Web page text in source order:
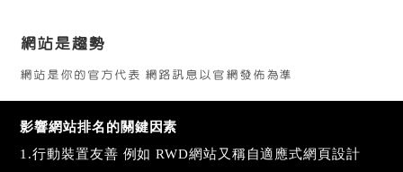
網站是趨勢
網站是你的官方代表 網路訊息以官網發佈為準
影響網站排名的關鍵因素
1.行動裝置友善 例如 RWD網站又稱自適應式網頁設計